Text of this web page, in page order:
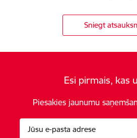
Sniegt
Esi pirmais, kas
Piesakies jaunumu